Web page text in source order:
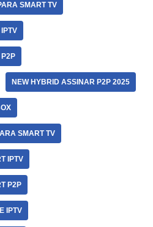
SMART TV
NEW HYBRID ASSINAR P2P 2025
SMART TV
IPTV
P2P
IPTV